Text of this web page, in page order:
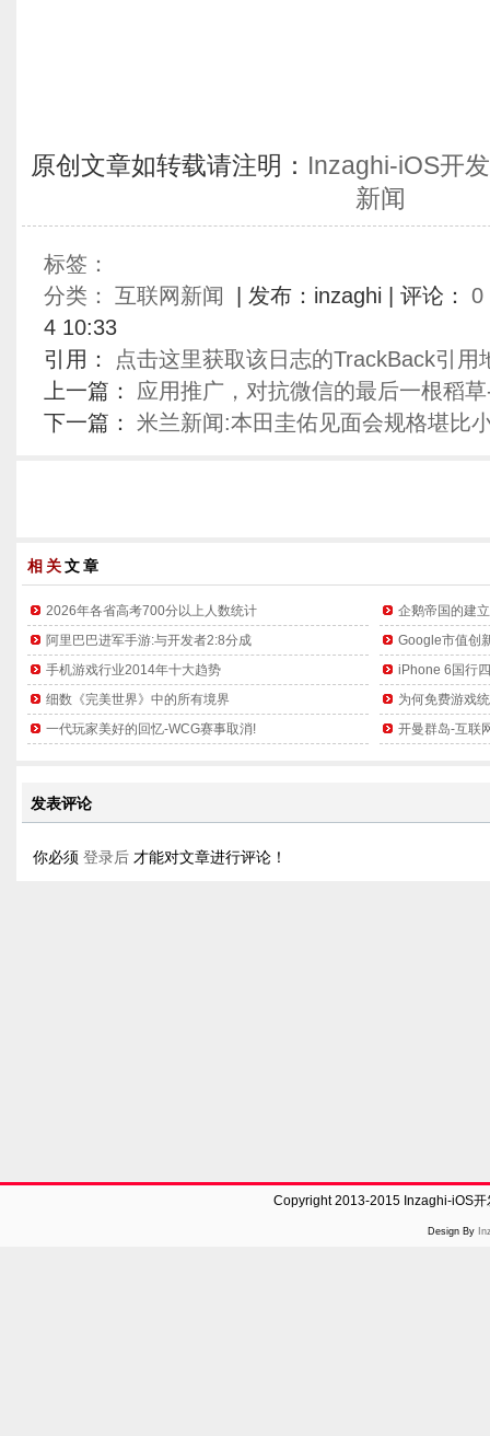
原创文章如转载请注明： Inzaghi-iOS开
新闻
标签：
分类：
互联网新闻 | 发布：inzaghi | 评论：
0
4 10:33
引用：
点击这里获取该日志的TrackBack引用
上一篇：
应用推广，对抗微信的最后一根稻
下一篇：
米兰新闻:本田圭佑见面会规格堪比
相关文章
2026年各省高考700分以上人数统计
企鹅帝国的建
阿里巴巴进军手游:与开发者2:8分成
Google市值创
手机游戏行业2014年十大趋势
iPhone 6国行
细数《完美世界》中的所有境界
为何免费游戏
一代玩家美好的回忆-WCG赛事取消!
开曼群岛-互联
发表评论
你必须 登录后 才能对文章进行评论！
Copyright 2013-2015 Inzaghi-iOS
Design By